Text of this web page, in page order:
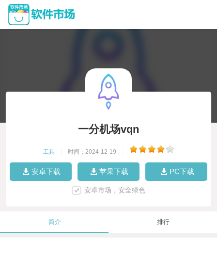
一分机场vqn
工具 时间：2024-12-19
安卓下载 苹果下载 PC下载
安卓市场，安全绿色
简介 排行